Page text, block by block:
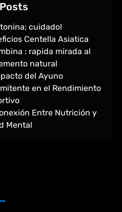
cuidado!
Centella Asiatica
: rapida mirada al
natural
del Ayuno
en el Rendimiento
Entre Nutrición y
Mental